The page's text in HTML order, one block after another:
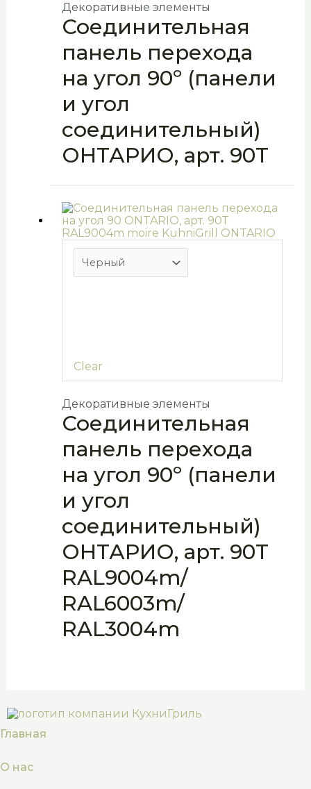
Декоративные элементы
Соединительная
панель перехода
на угол 90º (панели
и угол
соединительный)
ОНТАРИО, арт. 90T
Clear
Декоративные элементы
Соединительная
панель перехода
на угол 90º (панели
и угол
соединительный)
ОНТАРИО, арт. 90T
RAL9004m/
RAL6003m/
RAL3004m
Главная
О нас